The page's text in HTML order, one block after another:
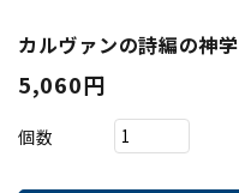
カルヴァンの詩編の神学
5,060円
個数